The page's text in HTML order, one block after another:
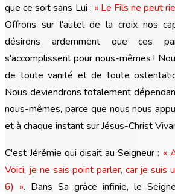
que ce soit sans Lui : « Le Fils ne peut
Offrons sur l'autel de la croix nos
désirons ardemment que ces
s'accomplissent pour nous-mêmes !
de toute vanité et de toute
Nous deviendrons totalement
nous-mêmes, parce que nous nous
et à chaque instant sur Jésus-Christ
C'est Jérémie qui disait au Seigneur : «
Voici, je ne sais point parler, car je suis
6) ». Dans Sa grâce infinie, le